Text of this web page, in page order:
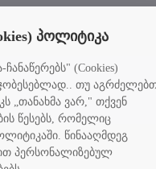
პოლიტიკა
(Cookies)
თუ
„თანახმა ვარ," თქვენ
წესებს, რომელიც
წინააღმდეგ
პერსონალიზებულ